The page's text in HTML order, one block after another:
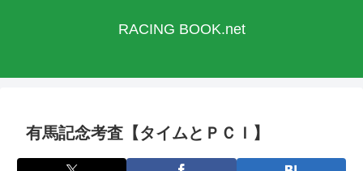
RACING BOOK.net
有馬記念考査【タイムとＰＣＩ】